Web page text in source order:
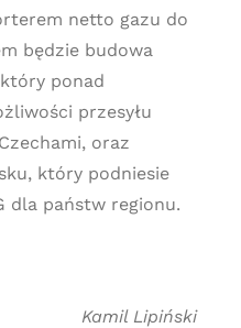
netto gazu do
będzie budowa
ponad
przesyłu
oraz
który podniesie
dla państw regionu.
Kamil Lipiński